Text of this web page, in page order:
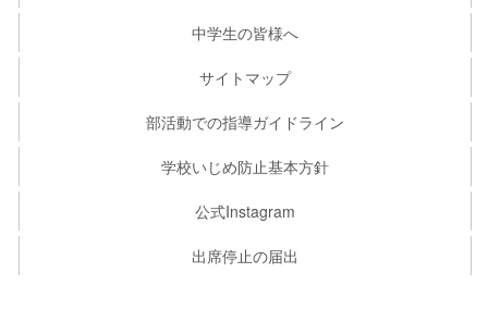
中学生の皆様へ
サイトマップ
部活動での指導ガイドライン
学校いじめ防止基本方針
公式Instagram
出席停止の届出